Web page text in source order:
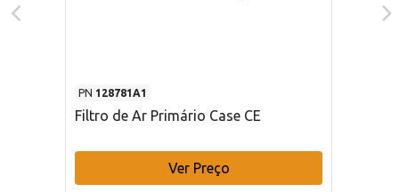
PN 128781A1
Filtro de Ar Primário Case CE
Ver Preço